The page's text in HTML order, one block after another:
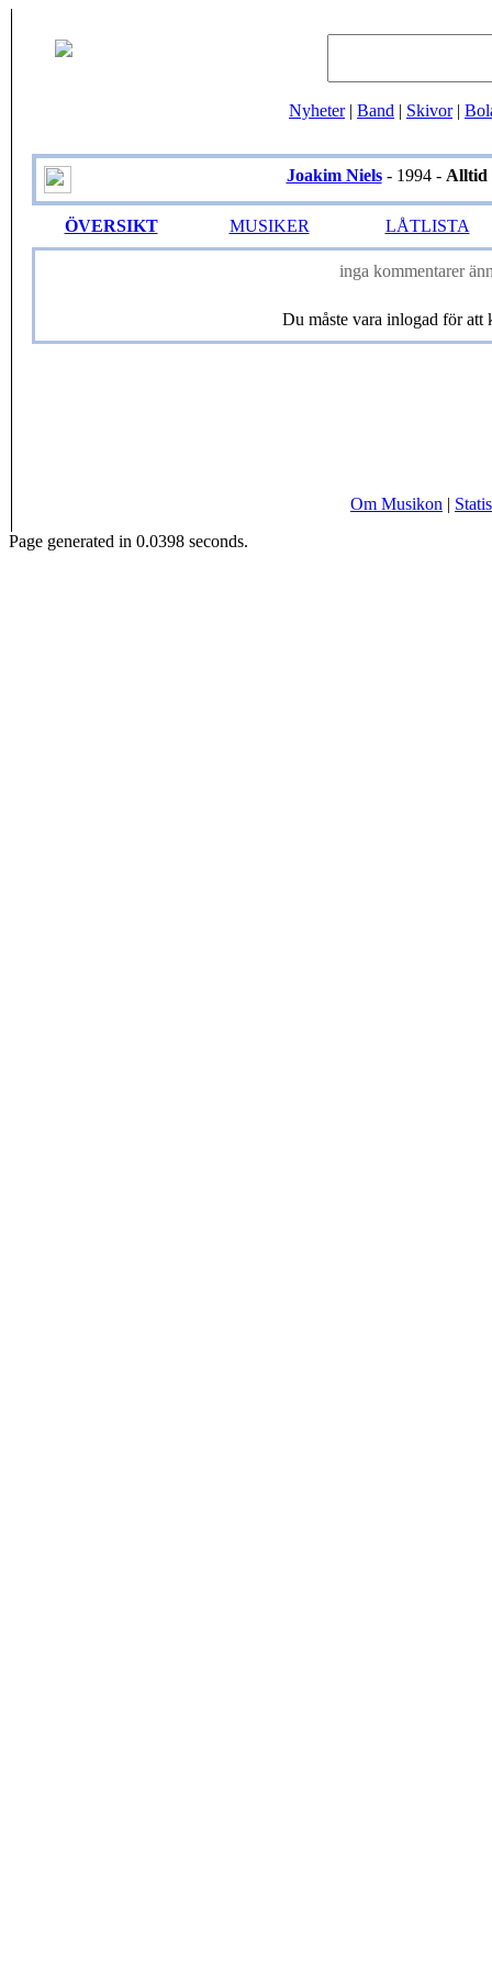
Nyheter| Band | Skivor|
Joakim Niels- 1994 - Alltid
ÖVERSIKT MUSIKER LÅTLISTA
inga kommentarer
Du måste vara inlogad för att
Om Musikon |
Page generated in 0.0398 seconds.